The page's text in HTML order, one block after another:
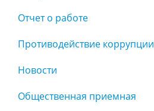
Отчет о работе
Противодействие коррупции
Новости
Общественная приемная